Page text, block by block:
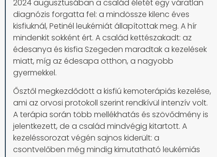
2024 augusztusában a család életét egy váratlan
diagnózis forgatta fel: a mindössze kilenc éves
kisfiuknál, Petinél leukémiát állapítottak meg. A hír
mindenkit sokként ért. A család kettészakadt: az
édesanya és kisfia Szegeden maradtak a kezelések
miatt, míg az édesapa otthon, a nagyobb
gyermekkel.
Ősztől megkezdődött a kisfiú kemoterápiás kezelése,
ami az orvosi protokoll szerint rendkívül intenzív volt.
A terápia során több mellékhatás és szövődmény is
jelentkezett, de a család mindvégig kitartott. A
kezeléssorozat végén sajnos kiderült: a
csontvelőben még mindig kimutatható leukémiás